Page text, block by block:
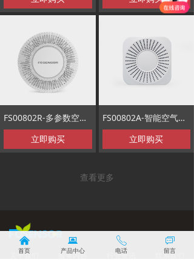
FS00802R-多参数空气质量传感器
立即购买
FS00802A-智能空气质量传感器
立即购买
查看更多
关于我们 服务内容 行业资讯 联系我们
낀
首页
뀵
产品中心
ꂅ
电话
ꀃ
留言